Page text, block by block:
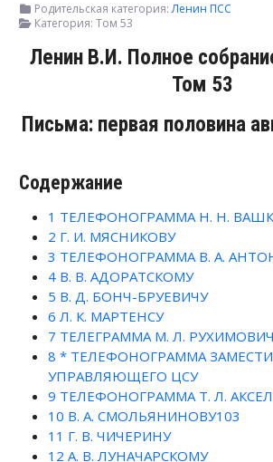
Родительская категория:Ленин ПСС
Категория: Том 53
Ленин В.И. Полное
Том 53
Письма: первая половина
Содержание
1 ТЕЛЕФОНОГРАММА Н. Н.
2 Г. И. МЯСНИКОВУ
3 ТЕЛЕФОНОГРАММА В. А.
4 В. В. АДОРАТСКОМУ
5 В. Д. БОНЧ-БРУЕВИЧУ
6 Л. К. МАРТЕНСУ
7 ТЕЛЕГРАММА М. Л.
8 * ТЕЛЕФОНОГРАММА
УПРАВЛЯЮЩЕГО ЦСУ
9 ТЕЛЕФОНОГРАММА Т. Л.
10 В. А. СМОЛЬЯНИНОВУ103
11 Г. В. ЧИЧЕРИНУ
12 А. В. ЛУНАЧАРСКОМУ